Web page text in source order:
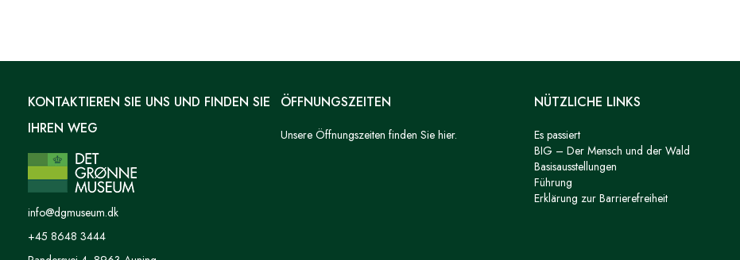
KONTAKTIEREN SIE UNS UND FINDEN SIE
IHREN WEG
info@dgmuseum.dk
+45 8648 3444
ÖFFNUNGSZEITEN
Unsere Öffnungszeiten finden Sie hier.
NÜTZLICHE LINKS
Es passiert
BIG – Der Mensch und der Wald
Basisausstellungen
Führung
Erklärung zur Barrierefreiheit